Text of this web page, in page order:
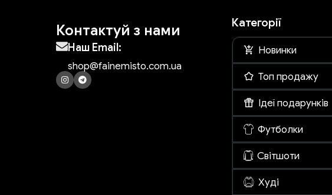
Контактуй з нами
Наш Email:
shop@fainemisto.com.ua
Категорії
Новинки
Топ продажу
Ідеї подарунків
Футболки
Світшоти
Худі